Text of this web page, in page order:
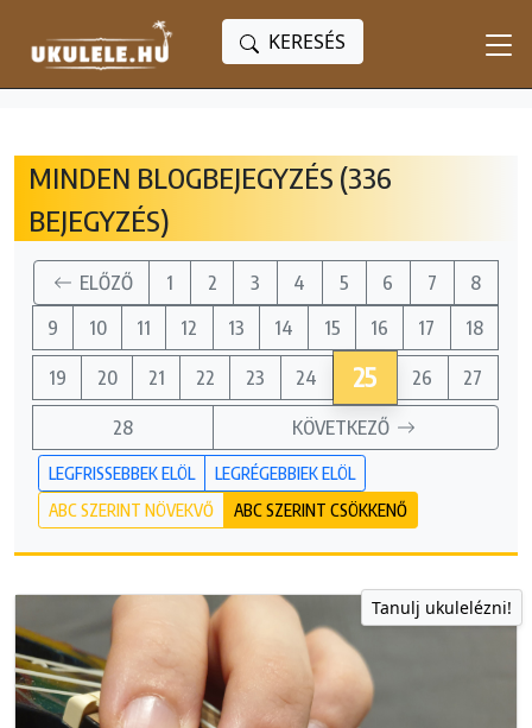
KERESÉS
MINDEN BLOGBEJEGYZÉS (336
BEJEGYZÉS)
ELŐZŐ 1 2 3 4 5 6 7
8
9
10 11 12 13 14 15 16 17 18
19 20 21 22 23 24 25 26 27
28 KÖVETKEZŐ
LEGFRISSEBBEK ELÖL
LEGRÉGEBBIEK ELÖL
ABC SZERINT NÖVEKVŐ
ABC SZERINT CSÖKKENŐ
Tanulj ukulelézni!